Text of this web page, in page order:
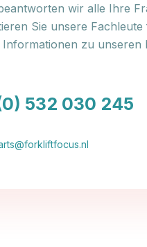
wir alle Ihre
Sie unsere
Informationen zu unseren
532 030 245